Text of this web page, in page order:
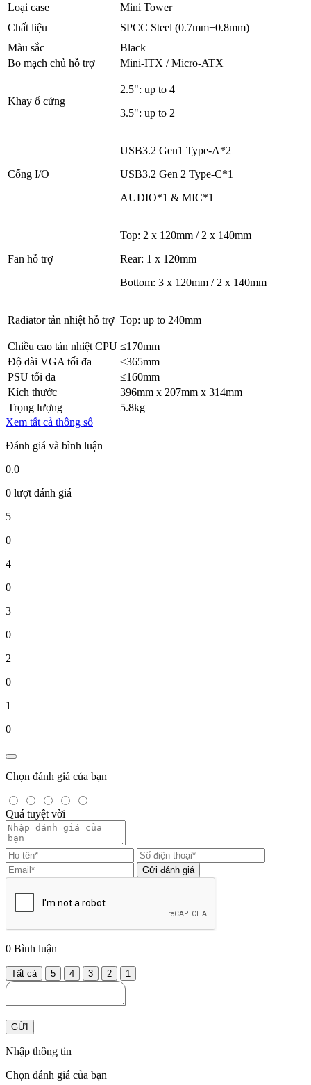
Loại case
Mini Tower
Chất liệu
SPCC Steel (0.7mm+0.8mm)
Màu sắc
Black
Bo mạch chủ hỗ trợ
Mini-ITX / Micro-ATX
Khay ổ cứng
2.5": up to 4
3.5": up to 2
Cổng I/O
USB3.2 Gen1 Type-A*2
USB3.2 Gen 2 Type-C*1
AUDIO*1 & MIC*1
Fan hỗ trợ
Top: 2 x 120mm / 2 x 140mm
Rear: 1 x 120mm
Bottom: 3 x 120mm / 2 x 140mm
Radiator tản nhiệt hỗ trợ Top: up to 240mm
Chiều cao tản nhiệt CPU ≤170mm
Độ dài VGA tối đa
≤365mm
PSU tối đa
≤160mm
Kích thước
396mm x 207mm x 314mm
Trọng lượng
5.8kg
Xem tất cả thông số
Đánh giá và bình luận
0.0
0 lượt đánh giá
5
0
4
0
3
0
2
0
1
0
Chọn đánh giá của bạn
Quá tuyệt vời
Gửi đánh giá
0 Bình luận
Tất cả 5 4 3 2 1
GỬI
Nhập thông tin
Chọn đánh giá của bạn